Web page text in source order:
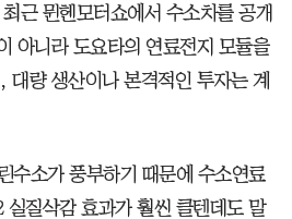
근 뮌헨모터쇼에서 수소차를 공개
아니라 도요타의 연료전지 모듈을
대량 생산이나 본격적인 투자는 계
수소가 풍부하기 때문에 수소연료
실질삭감 효과가 훨씬 클텐데도 말